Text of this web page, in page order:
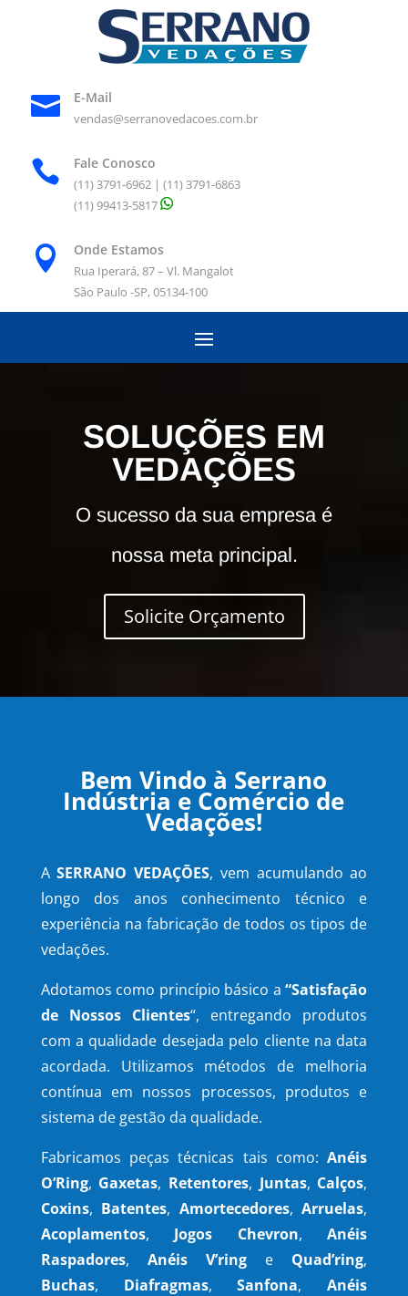
 E-Mail
vendas@serranovedacoes.com.br
 Fale Conosco
(11) 3791-6962 | (11) 3791-6863
(11) 99413-5817
 Onde Estamos
Rua Iperará, 87 – Vl. Mangalot
São Paulo -SP, 05134-100
SOLUÇÕES EM
VEDAÇÕES
O sucesso da sua empresa é
nossa meta principal.
Solicite Orçamento
Bem Vindo à Serrano
Indústria e Comércio de
Vedações!
ASERRANO VEDAÇÕES, vem acumulando ao
longo dos anos conhecimento técnico e
experiência na fabricação de todos os tipos de
vedações.
Adotamos como princípio básico a“Satisfação
de Nossos Clientes“, entregando produtos
com a qualidade desejada pelo cliente na data
acordada. Utilizamos métodos de melhoria
contínua em nossos processos, produtos e
sistema de gestão da qualidade.
Fabricamos peças técnicas tais como: Anéis
O’Ring, Gaxetas, Retentores, Juntas, Calços,
Coxins, Batentes, Amortecedores,Arruelas,
Acoplamentos, Jogos Chevron,Anéis
Raspadores, Anéis V’ring e Quad’ring,
Buchas, Diafragmas,Sanfona,Anéis